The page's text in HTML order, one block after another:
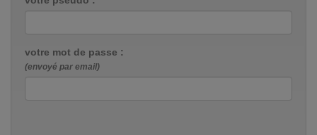
votre mot de passe :
(envoyé par email)